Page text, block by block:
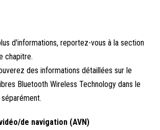
d'informations, reportez-vous à la section
chapitre.
des informations détaillées sur le
Bluetooth Wireless Technology dans le
de navigation (AVN)